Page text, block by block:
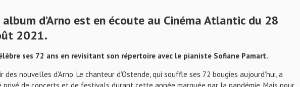
d’Arno est en écoute au Cinéma Atlantic du 28
2021.
ses 72 ans en revisitant son répertoire avec le pianiste Sofiane Pamart.
nouvelles d’Arno. Le chanteur d’Ostende, qui souffle ses 72 bougies aujourd’hui, a